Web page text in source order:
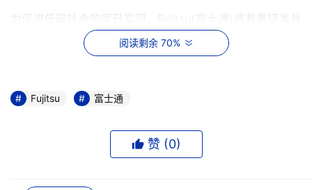
为促进低碳社会的早日实现，Fujitsu(富士通)将着重研发具
有创新性的绿色技术，并通过在研发领域设定量化指标，来
大幅加快先进绿色ICT的研发以及新技术在产品和解决方案
的技术研发，将ICT设备效率整体提升2倍以上;将ICT环保解
2.提升产品服务的环境价值以及加强绿色ICT的研发制造
阅读剩余 70%
Fujitsu 富士通
赞 (0)